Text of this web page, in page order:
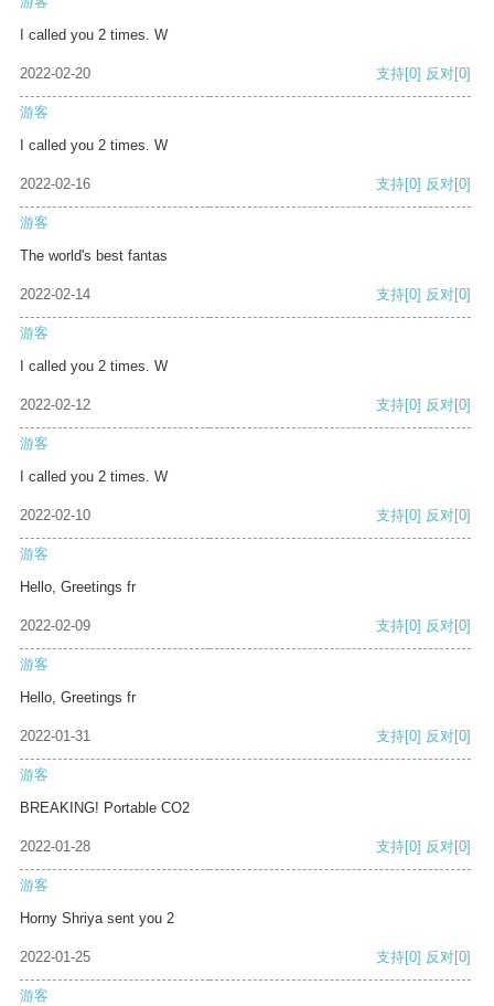
I called you 2 times. W
2022-02-20 支持[0] 反对[0]
游客
I called you 2 times. W
2022-02-16 支持[0] 反对[0]
游客
The world's best fantas
2022-02-14 支持[0] 反对[0]
游客
I called you 2 times. W
2022-02-12 支持[0] 反对[0]
游客
I called you 2 times. W
2022-02-10 支持[0] 反对[0]
游客
Hello, Greetings fr
2022-02-09 支持[0] 反对[0]
游客
Hello, Greetings fr
2022-01-31 支持[0] 反对[0]
游客
BREAKING! Portable CO2
2022-01-28 支持[0] 反对[0]
游客
Horny Shriya sent you 2
2022-01-25 支持[0] 反对[0]
游客